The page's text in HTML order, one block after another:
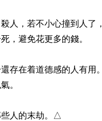
人，若不小心撞到人了，
，避免花更多的錢。
存在着道德感的人有用。
。
些人的末劫。△